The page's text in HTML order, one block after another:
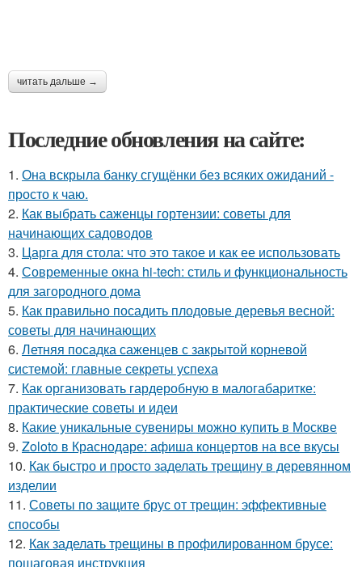
читать дальше →
Последние обновления на сайте:
1. Она вскрыла банку сгущёнки без всяких ожиданий -
просто к чаю.
2. Как выбрать саженцы гортензии: советы для
начинающих садоводов
3. Царга для стола: что это такое и как ее использовать
4. Современные окна hi-tech: стиль и функциональность
для загородного дома
5. Как правильно посадить плодовые деревья весной:
советы для начинающих
6. Летняя посадка саженцев с закрытой корневой
системой: главные секреты успеха
7. Как организовать гардеробную в малогабаритке:
практические советы и идеи
8. Какие уникальные сувениры можно купить в Москве
9. Zoloto в Краснодаре: афиша концертов на все вкусы
10. Как быстро и просто заделать трещину в деревянном
изделии
11. Советы по защите брус от трещин: эффективные
способы
12. Как заделать трещины в профилированном брусе:
пошаговая инструкция